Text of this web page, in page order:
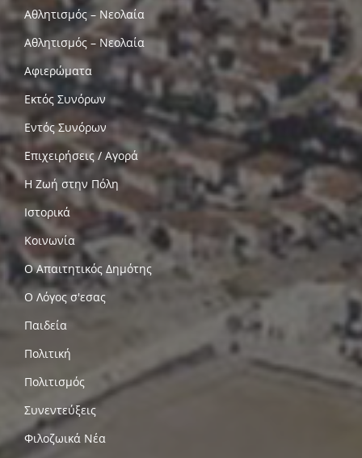
Αθλητισμός – Νεολαία
Αθλητισμός – Νεολαία
Αφιερώματα
Εκτός Συνόρων
Εντός Συνόρων
Επιχειρήσεις / Αγορά
Η Ζωή στην Πόλη
Ιστορικά
Κοινωνία
Ο Απαιτητικός Δημότης
Ο Λόγος σ'εσας
Παιδεία
Πολιτική
Πολιτισμός
Συνεντεύξεις
Φιλοζωικά Νέα